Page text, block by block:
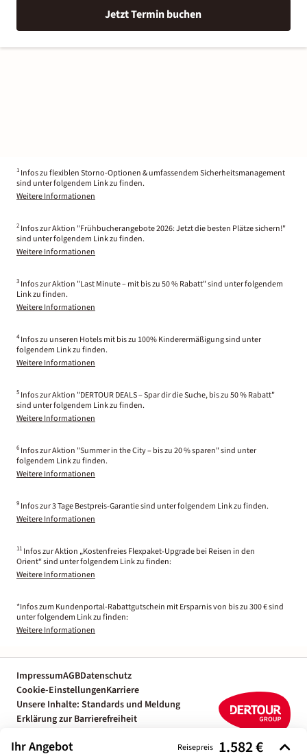
Jetzt Termin buchen
Ihr Angebot Reisepreis 1.582 €
1 Infos zu flexiblen Storno-Optionen & umfassendem Sicherheitsmanagement
sind unter folgendem Link zu finden.
Weitere Informationen
2 Infos zur Aktion "Frühbucherangebote 2026: Jetzt die besten Plätze sichern!"
sind unter folgendem Link zu finden.
Weitere Informationen
3 Infos zur Aktion "Last Minute – mit bis zu 50 % Rabatt" sind unter folgendem
Link zu finden.
Weitere Informationen
4 Infos zu unseren Hotels mit bis zu 100% Kinderermäßigung sind unter
folgendem Link zu finden.
Weitere Informationen
5 Infos zur Aktion "DERTOUR DEALS – Spar dir die Suche, bis zu 50 % Rabatt"
sind unter folgendem Link zu finden.
Weitere Informationen
6 Infos zur Aktion "Summer in the City – bis zu 20 % sparen" sind unter
folgendem Link zu finden.
Weitere Informationen
9 Infos zur 3 Tage Bestpreis-Garantie sind unter folgendem Link zu finden.
Weitere Informationen
11 Infos zur Aktion „Kostenfreies Flexpaket-Upgrade bei Reisen in den
Orient“ sind unter folgendem Link zu finden:
Weitere Informationen
*Infos zum Kundenportal-Rabattgutschein mit Ersparnis von bis zu 300 € sind
unter folgendem Link zu finden:
Weitere Informationen
ImpressumAGBDatenschutz
Cookie-EinstellungenKarriere
Unsere Inhalte: Standards und Meldung
Erklärung zur Barrierefreiheit
Reiseexperten